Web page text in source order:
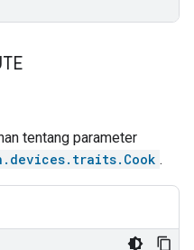
tentang parameter
.